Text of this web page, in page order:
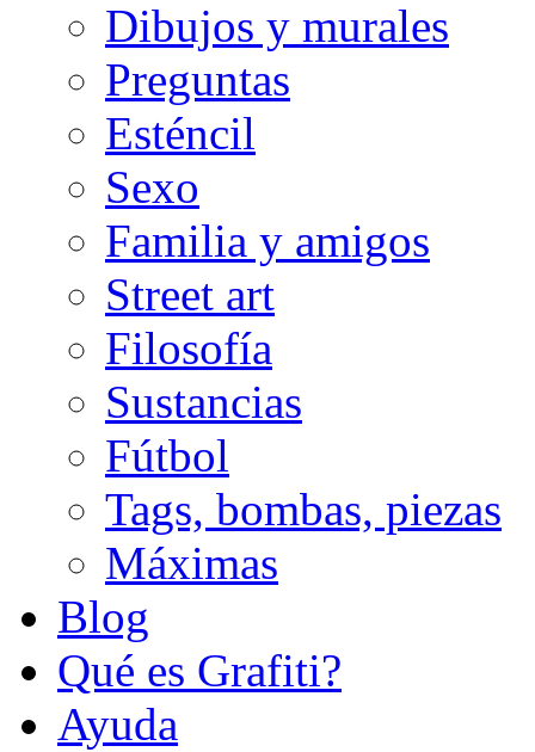
Dibujos y murales
Preguntas
Esténcil
Sexo
Familia y amigos
Street art
Filosofía
Sustancias
Fútbol
Tags, bombas, piezas
Máximas
Blog
Qué es Grafiti?
Ayuda